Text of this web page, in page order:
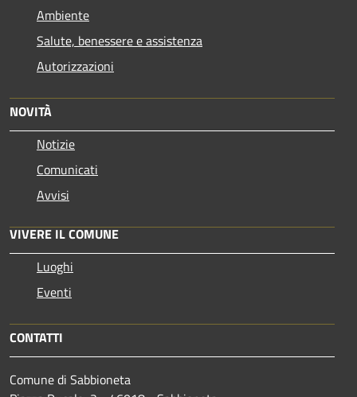
Ambiente
Salute, benessere e assistenza
Autorizzazioni
NOVITÀ
Notizie
Comunicati
Avvisi
VIVERE IL COMUNE
Luoghi
Eventi
CONTATTI
Comune di Sabbioneta